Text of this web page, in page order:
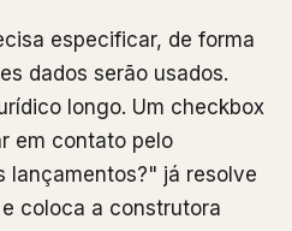
especificar, de forma
dados serão usados.
longo. Um checkbox
em contato pelo
lançamentos?" já resolve
coloca a construtora